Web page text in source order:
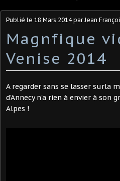
Publié le 18 Mars 2014par Jean
Magnfique
Venise 2014
A regarder sans se lasser surla
d'Annecy n'a rien à envier à son
Alpes !